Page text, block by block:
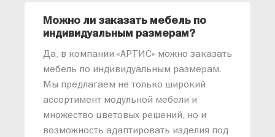
Можно ли заказать мебель по
индивидуальным размерам?
Да, в компании «АРТИС» можно заказать
мебель по индивидуальным размерам.
Мы предлагаем не только широкий
ассортимент модульной мебели и
множество цветовых решений, но и
возможность адаптировать изделия под